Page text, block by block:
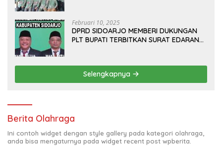
Februari 10, 2025
DPRD SIDOARJO MEMBERI DUKUNGAN
PLT BUPATI TERBITKAN SURAT EDARAN
KELUAR KOTA
Selengkapnya
Berita Olahraga
Ini contoh widget dengan style gallery pada kategori olahraga,
anda bisa mengaturnya pada widget recent post wpberita.